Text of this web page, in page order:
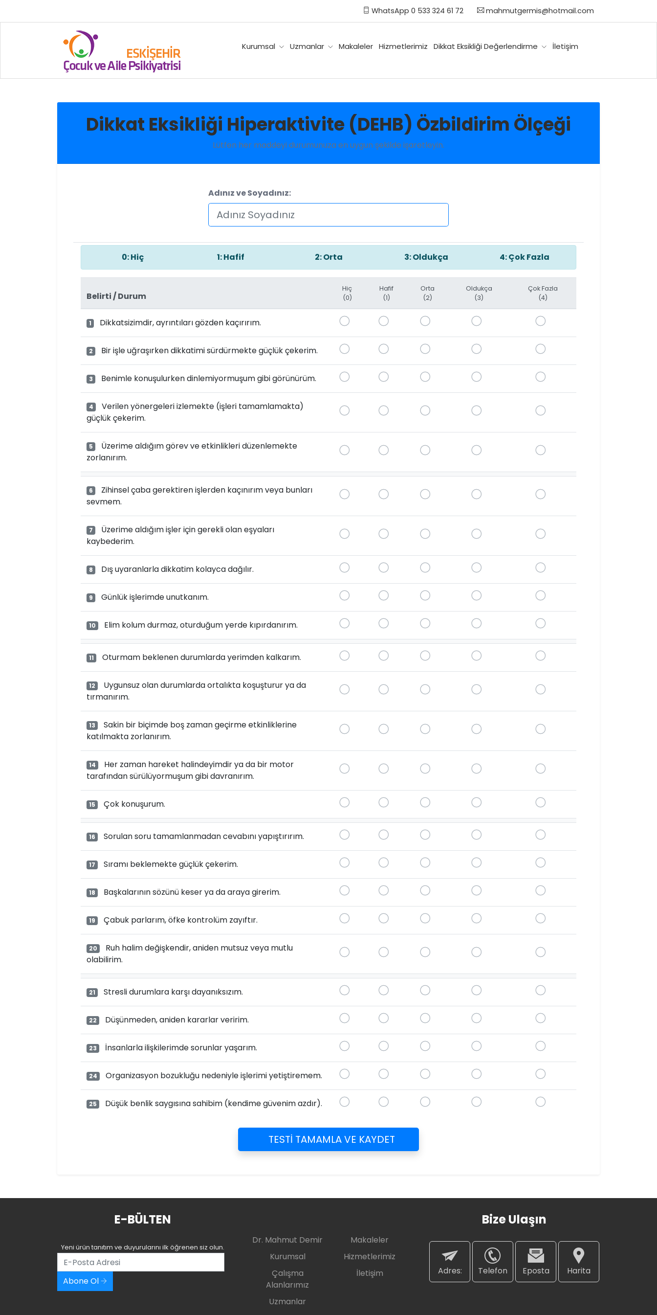
WhatsApp 0 533 324 61 72 mahmutgermis@hotmail.com
Kurumsal Uzmanlar Makaleler Hizmetlerimiz Dikkat Eksikliği Değerlendirme İletişim
Dikkat Eksikliği Hiperaktivite (DEHB) Özbildirim Ölçeği
Lütfen her maddeyi durumunuza en uygun şekilde işaretleyin.
Adınız ve Soyadınız:
0: Hiç 1: Hafif 2: Orta 3: Oldukça 4: Çok Fazla
Belirti / Durum
Hiç
(0)
Hafif
(1)
Orta
(2)
Oldukça
(3)
Çok Fazla
(4)
1 Dikkatsizimdir, ayrıntıları gözden kaçırırım.
2 Bir işle uğraşırken dikkatimi sürdürmekte güçlük çekerim.
3 Benimle konuşulurken dinlemiyormuşum gibi görünürüm.
4
Verilen yönergeleri izlemekte (işleri tamamlamakta)
güçlük çekerim.
5
Üzerime aldığım görev ve etkinlikleri düzenlemekte
zorlanırım.
6
Zihinsel çaba gerektiren işlerden kaçınırım veya bunları
sevmem.
7
Üzerime aldığım işler için gerekli olan eşyaları
kaybederim.
8 Dış uyaranlarla dikkatim kolayca dağılır.
9 Günlük işlerimde unutkanım.
10 Elim kolum durmaz, oturduğum yerde kıpırdanırım.
11 Oturmam beklenen durumlarda yerimden kalkarım.
12
Uygunsuz olan durumlarda ortalıkta koşuşturur ya da
tırmanırım.
13
Sakin bir biçimde boş zaman geçirme etkinliklerine
katılmakta zorlanırım.
14
Her zaman hareket halindeyimdir ya da bir motor
tarafından sürülüyormuşum gibi davranırım.
15 Çok konuşurum.
16 Sorulan soru tamamlanmadan cevabını yapıştırırım.
17 Sıramı beklemekte güçlük çekerim.
18 Başkalarının sözünü keser ya da araya girerim.
19 Çabuk parlarım, öfke kontrolüm zayıftır.
20
Ruh halim değişkendir, aniden mutsuz veya mutlu
olabilirim.
21 Stresli durumlara karşı dayanıksızım.
22 Düşünmeden, aniden kararlar veririm.
23 İnsanlarla ilişkilerimde sorunlar yaşarım.
24 Organizasyon bozukluğu nedeniyle işlerimi yetiştiremem.
25 Düşük benlik saygısına sahibim (kendime güvenim azdır).
TESTİ TAMAMLA VE KAYDET
E-BÜLTEN
Yeni ürün tanıtım ve duyurularını ilk öğrenen siz olun.
Abone Ol
Dr. Mahmut Demir
Kurumsal
Çalışma
Alanlarımız
Uzmanlar
Makaleler
Hizmetlerimiz
İletişim
Bize Ulaşın
Adres: Telefon Eposta Harita